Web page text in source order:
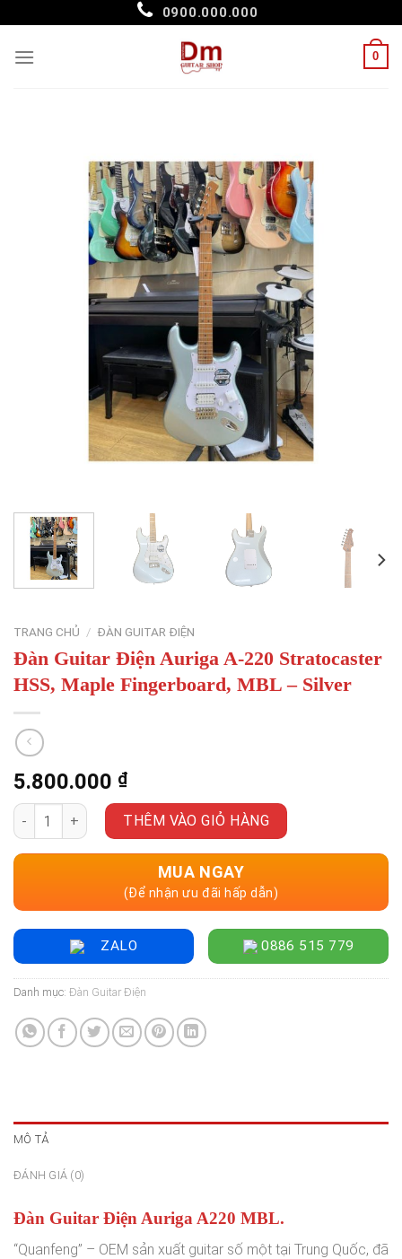
content
0900.000.000
0
TRANG CHỦ / ĐÀN GUITAR ĐIỆN
Đàn Guitar Điện Auriga A-220 Stratocaster
HSS, Maple Fingerboard, MBL – Silver
5.800.000 ₫
Đàn Guitar Điện Auriga A-220 Stratocaster HSS, Maple
THÊM VÀO GIỎ HÀNG
MUA NGAY
(Để nhận ưu đãi hấp dẫn)
ZALO 0886 515 779
Danh mục: Đàn Guitar Điện
MÔ TẢ
ĐÁNH GIÁ (0)
Đàn Guitar Điện Auriga A220 MBL.
“Quanfeng” – OEM sản xuất guitar số một tại Trung Quốc, đã